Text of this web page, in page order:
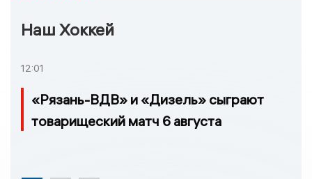
Наш Хоккей
12:01
«Рязань-ВДВ» и «Дизель» сыграют
товарищеский матч 6 августа